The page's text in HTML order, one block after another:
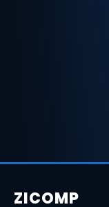
ZICOMP